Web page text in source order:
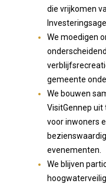
die vrijkomen
We moedigen
gemeente
We bouwen
VisitGennep
voor inwoners
evenementen.
We blijven